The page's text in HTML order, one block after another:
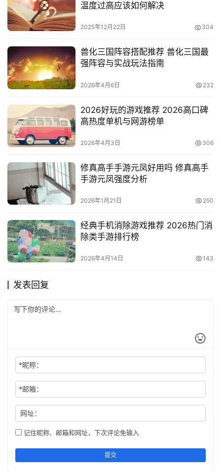
温度过高应该如何解决
2025年12月22日 304
兽化三国阵容搭配推荐 兽化三国最
强阵容与实战玩法指南
2026年4月6日 232
2026好玩的游戏推荐 2026高口碑
高热度单机与网游榜单
2026年4月3日 306
修真高手手游元凤好用吗 修真高手
手游元凤强度分析
2026年1月21日 250
经典手机消除游戏推荐 2026热门消
除类手游排行榜
2026年4月14日 143
发表回复
*昵称：
*邮箱：
网址：
记住昵称、邮箱和网址，下次评论免输入
提交